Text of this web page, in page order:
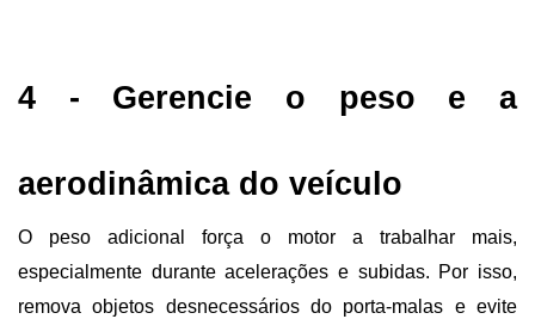
4 - Gerencie o peso e a
aerodinâmica do veículo
O peso adicional força o motor a trabalhar mais,
especialmente durante acelerações e subidas. Por isso,
remova objetos desnecessários do porta-malas e evite